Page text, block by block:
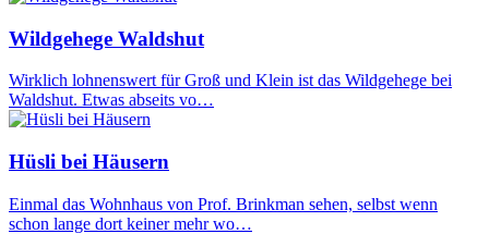
Wildgehege Waldshut
Wirklich lohnenswert für Groß und Klein ist das Wildgehege bei
Waldshut. Etwas abseits vo…
Hüsli bei Häusern
Einmal das Wohnhaus von Prof. Brinkman sehen, selbst wenn
schon lange dort keiner mehr wo…